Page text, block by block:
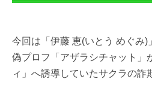
今回は「伊藤 恵(いとう めぐみ)
偽プロフ「アザラシチャット」
ィ」へ誘導していたサクラの詐